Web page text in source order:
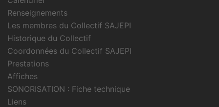
Renseignements
Les membres du Collectif SAJEPI
Historique du Collectif
Coordonnées du Collectif SAJEPI
Prestations
Affiches
SONORISATION : Fiche technique
Liens